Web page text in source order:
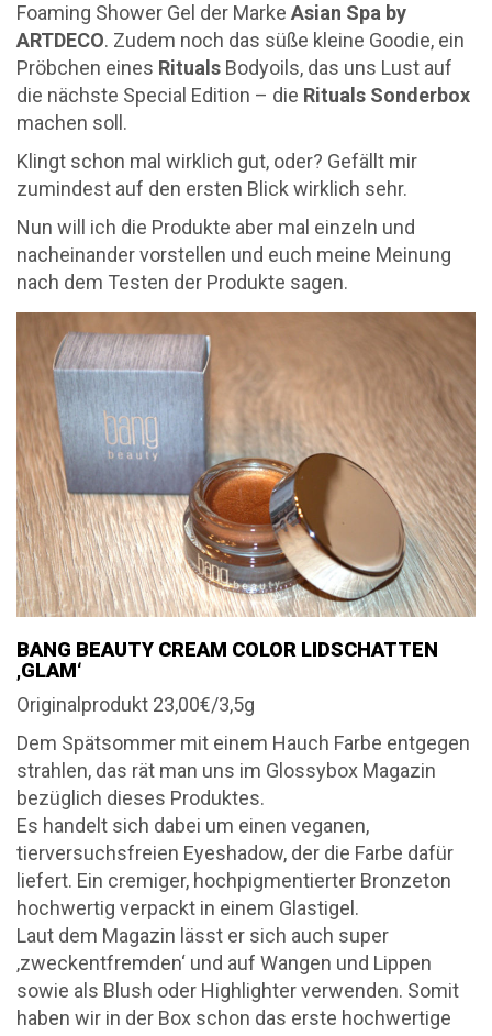
Foaming Shower Gel der Marke Asian Spa by
ARTDECO. Zudem noch das süße kleine Goodie, ein
Pröbchen eines Rituals Bodyoils, das uns Lust auf
die nächste Special Edition – die Rituals Sonderbox
machen soll.
Klingt schon mal wirklich gut, oder? Gefällt mir
zumindest auf den ersten Blick wirklich sehr.
Nun will ich die Produkte aber mal einzeln und
nacheinander vorstellen und euch meine Meinung
nach dem Testen der Produkte sagen.
BANG BEAUTY CREAM COLOR LIDSCHATTEN
‚GLAM‘
Originalprodukt 23,00€/3,5g
Dem Spätsommer mit einem Hauch Farbe entgegen
strahlen, das rät man uns im Glossybox Magazin
bezüglich dieses Produktes.
Es handelt sich dabei um einen veganen,
tierversuchsfreien Eyeshadow, der die Farbe dafür
liefert. Ein cremiger, hochpigmentierter Bronzeton
hochwertig verpackt in einem Glastigel.
Laut dem Magazin lässt er sich auch super
‚zweckentfremden‘ und auf Wangen und Lippen
sowie als Blush oder Highlighter verwenden. Somit
haben wir in der Box schon das erste hochwertige